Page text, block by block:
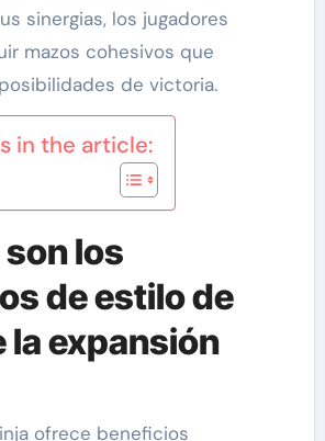
sinergias, los jugadores
mazos cohesivos que
de victoria.
in the article:
los
de estilo de
la expansión
ofrece beneficios